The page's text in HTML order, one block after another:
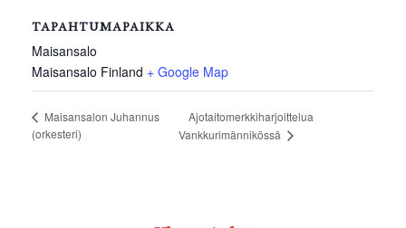
TAPAHTUMAPAIKKA
Maisansalo
Maisansalo Finland + Google Map
Maisansalon Juhannus
(orkesteri)
Ajotaitomerkkiharjoittelua
Vankkurimännikössä